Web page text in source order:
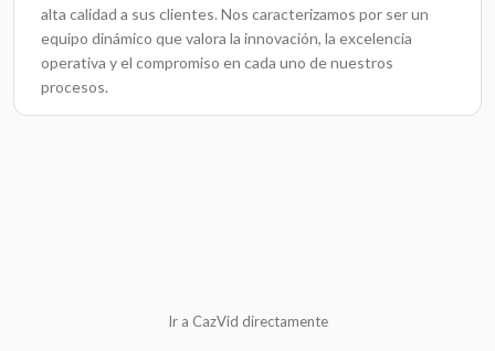
alta calidad a sus clientes. Nos caracterizamos por ser un
equipo dinámico que valora la innovación, la excelencia
operativa y el compromiso en cada uno de nuestros
procesos.
Ir a CazVid directamente